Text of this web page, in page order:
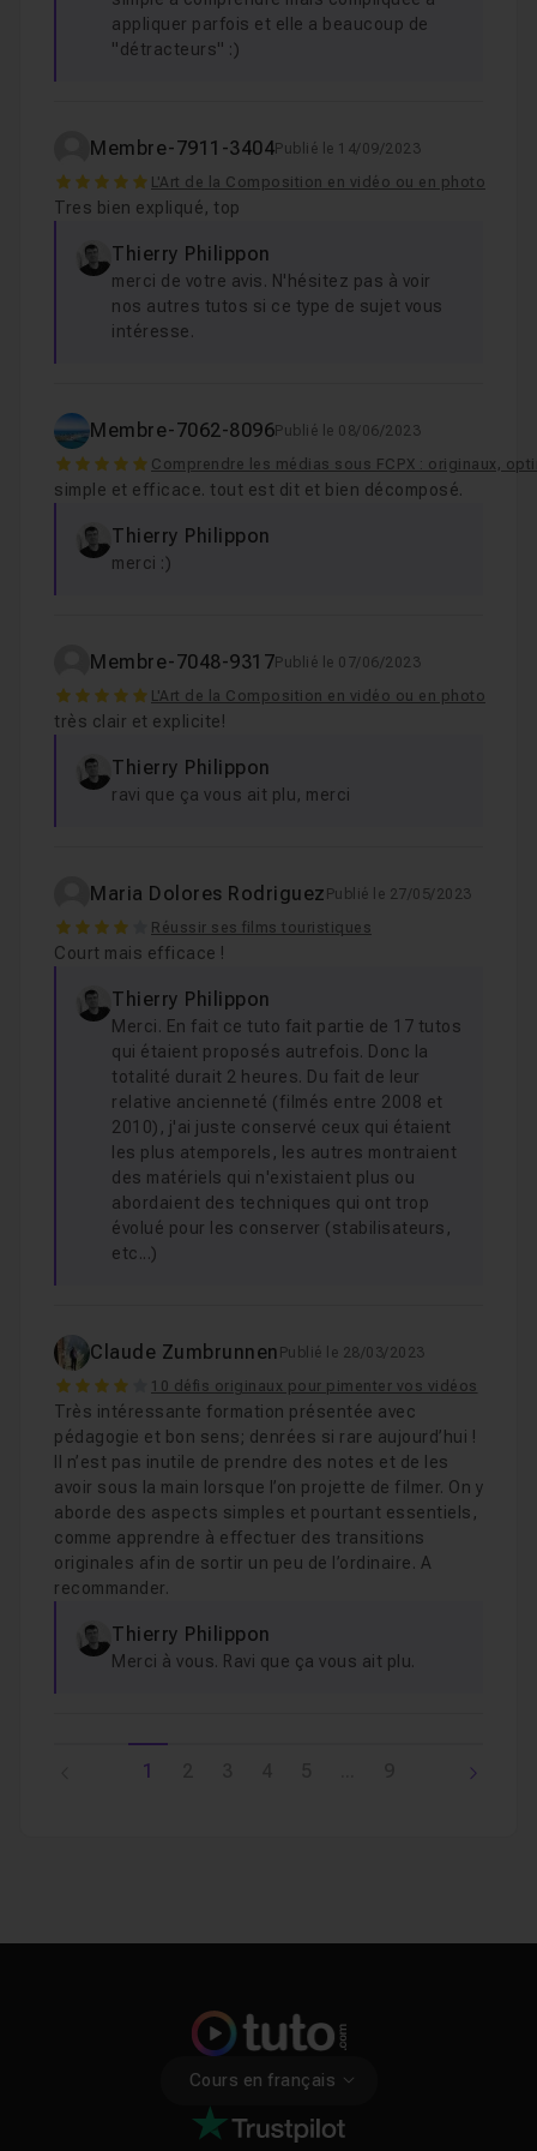
appliquer parfois et elle a beaucoup de
"détracteurs" :)
Membre-7911-3404Publié le 14/09/2023
5 L'Art de la Composition en vidéo ou en photo
Tres bien expliqué, top
Thierry Philippon
merci de votre avis. N'hésitez pas à voir
nos autres tutos si ce type de sujet vous
intéresse.
Membre-7062-8096Publié le 08/06/2023
5 Comprendre les médias sous FCPX : originaux,
simple et efficace. tout est dit et bien décomposé.
Thierry Philippon
merci :)
Membre-7048-9317Publié le 07/06/2023
5 L'Art de la Composition en vidéo ou en photo
très clair et explicite!
Thierry Philippon
ravi que ça vous ait plu, merci
Maria Dolores Rodriguez Publié le 27/05/2023
4 Réussir ses films touristiques
Court mais efficace !
Thierry Philippon
Merci. En fait ce tuto fait partie de 17 tutos
qui étaient proposés autrefois. Donc la
totalité durait 2 heures. Du fait de leur
relative ancienneté (filmés entre 2008 et
2010), j'ai juste conservé ceux qui étaient
les plus atemporels, les autres montraient
des matériels qui n'existaient plus ou
abordaient des techniques qui ont trop
évolué pour les conserver (stabilisateurs,
etc...)
Claude Zumbrunnen Publié le 28/03/2023
4 10 défis originaux pour pimenter vos vidéos
Très intéressante formation présentée avec
pédagogie et bon sens; denrées si rare aujourd’hui !
Il n’est pas inutile de prendre des notes et de les
avoir sous la main lorsque l’on projette de filmer. On y
aborde des aspects simples et pourtant essentiels,
comme apprendre à effectuer des transitions
originales afin de sortir un peu de l’ordinaire. A
recommander.
Thierry Philippon
Merci à vous. Ravi que ça vous ait plu.
1
Cours en français